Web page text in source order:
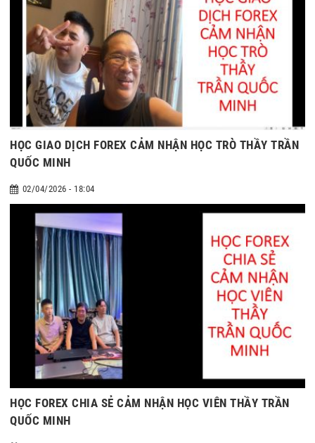
HỌC GIAO DỊCH FOREX CẢM NHẬN HỌC TRÒ THẦY TRẦN
QUỐC MINH
02/04/2026 - 18:04
HỌC FOREX CHIA SẺ CẢM NHẬN HỌC VIÊN THẦY TRẦN
QUỐC MINH